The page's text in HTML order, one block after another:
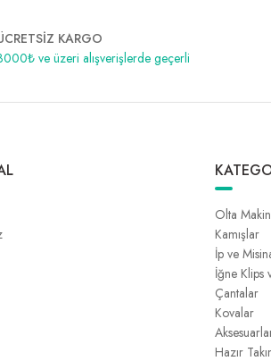
KARGO
ve üzeri alışverişlerde geçerli
Olta
Kamışlar
İp ve
İğne Klips
Çantalar
Kovalar
Hazır